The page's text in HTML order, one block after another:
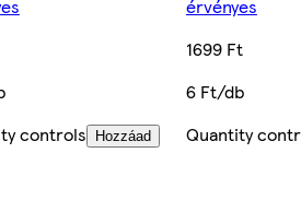
controls
Hozzáad
érvényes
1699 Ft
6 Ft/db
Quantity